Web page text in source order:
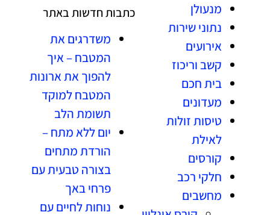
מנעולן
נתוני שירות
אירועים
קשב וריכוז
בית חכם
מעדונים
טיסות זולות
לאילת
קורסים
חלקי רכב
מחשבים
כתבות חדשות באתר
משדרגים את
המטבח – איך
להפוך את ארונות
המטבח למוקד
תשומת הלב
יום ללא מתח –
הורדת מתחים
בצורה טבעית עם
פרחי באך
נוחות לחיים עם